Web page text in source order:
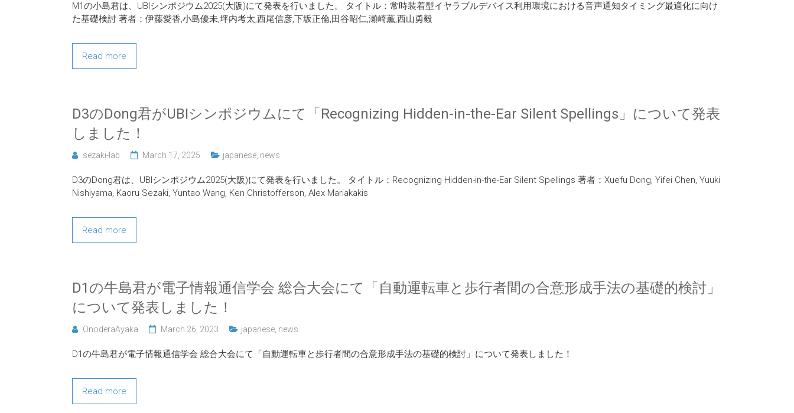
M1の小島君は、UBIシンポジウム2025(大阪)にて発表を行いました。 タイトル：常時装着型イヤラブルデバイス利用環境における音声通知タイミング最適化に向け
た基礎検討 著者：伊藤愛香,小島優未,坪内考太,西尾信彦,下坂正倫,田谷昭仁,瀬崎薫,西山勇毅
Read more
D3のDong君がUBIシンポジウムにて「Recognizing Hidden-in-the-Ear Silent Spellings」について発表
しました！
sezaki-lab March 17, 2025 japanese news
D3のDong君は、UBIシンポジウム2025(大阪)にて発表を行いました。 タイトル：Recognizing Hidden-in-the-Ear Silent Spellings 著者：Xuefu Dong, Yifei Chen, Yuuki
Nishiyama, Kaoru Sezaki, Yuntao Wang, Ken Christofferson, Alex Mariakakis
Read more
D1の牛島君が電子情報通信学会 総合大会にて「自動運転車と歩行者間の合意形成手法の基礎的検討」
について発表しました！
OnoderaAyaka March 26, 2023 japanese news
D1の牛島君が電子情報通信学会 総合大会にて「自動運転車と歩行者間の合意形成手法の基礎的検討」について発表しました！
Read more